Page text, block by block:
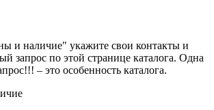
и наличие" укажите свои контакты и
запрос по этой странице каталога. Одна
– это особенность каталога.